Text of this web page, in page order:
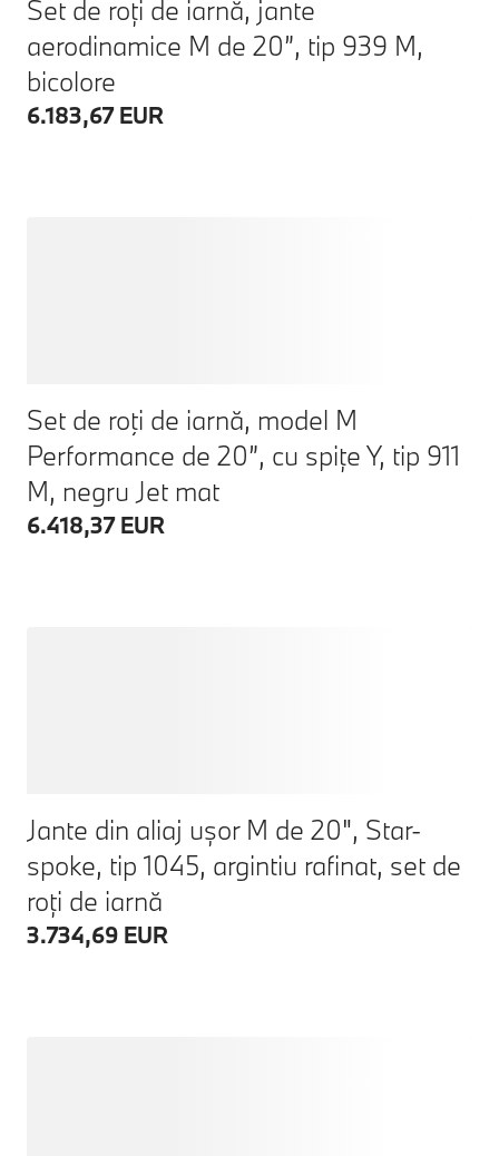
Set de roți de iarnă, jante
aerodinamice M de 20”, tip 939 M,
bicolore
6.183,67 EUR
Set de roţi de iarnă, model M
Performance de 20”, cu spițe Y, tip 911
M, negru Jet mat
6.418,37 EUR
Jante din aliaj ușor M de 20", Star-
spoke, tip 1045, argintiu rafinat, set de
roți de iarnă
3.734,69 EUR